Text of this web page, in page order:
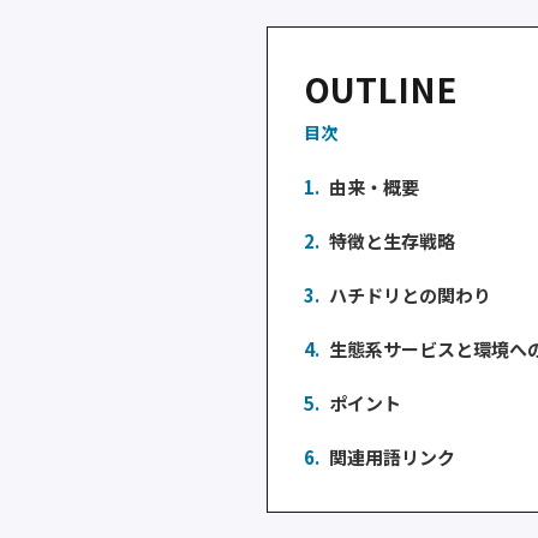
OUTLINE
目次
1. 由来・概要
2. 特徴と生存戦略
3. ハチドリとの関わり
4. 生態系サービスと環境へ
5. ポイント
6. 関連用語リンク